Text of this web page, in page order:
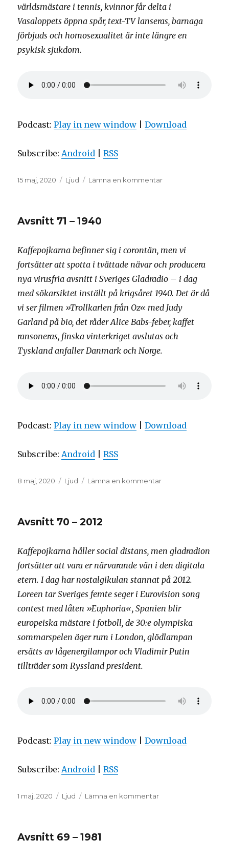
världsmästare i tennis, kvinnor får delta i
Vasaloppets öppna spår, text-TV lanseras, barnaga
förbjuds och homosexualitet är inte längre en
psykisk sjukdom.
Podcast:Play in new window |Download
Subscribe: Android |RSS
Postat
15 maj, 2020 Format
Ljud Lämna en kommentartill
Avsnitt 71 – 1940
Kaffepojkarna befinner sig i corontän, men vi
fortsätter att spotta i tvättade nävar och producera
nya virusfria avsnitt i Sveriges Gladradio – i dag
med sökarsiktet inställt på krigsåret 1940. Det är då
vi ser filmen »Trollkarlen från Oz« med Judy
Garland på bio, det råder Alice Babs-feber, kaffet
ransoneras, finska vinterkriget avslutas och
Tyskland anfaller Danmark och Norge.
Podcast:Play in new window |Download
Subscribe: Android |RSS
Postat
8 maj, 2020 Format
Ljud Lämna en kommentartill
Avsnitt 70 – 2012
Kaffepojkarna håller social distans, men gladradion
fortsätter att vara er närvarande vän i den digitala
etern. I dag har nostalgikulan stannat på 2012.
Loreen tar Sveriges femte seger i Eurovision song
contest med låten »Euphoria«, Spanien blir
europeiska mästare i fotboll, de 30:e olympiska
sommarspelen äger rum i London, glödlampan
ersätts av lågenergilampor och Vladimir Putin
tillträder som Ryssland president.
Podcast:Play in new window |Download
Subscribe: Android |RSS
Postat
1 maj, 2020 Format
Ljud Lämna en kommentartill
Avsnitt 69 – 1981